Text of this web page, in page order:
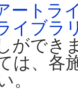
ートラ
イブラ
ができ
は、各
。